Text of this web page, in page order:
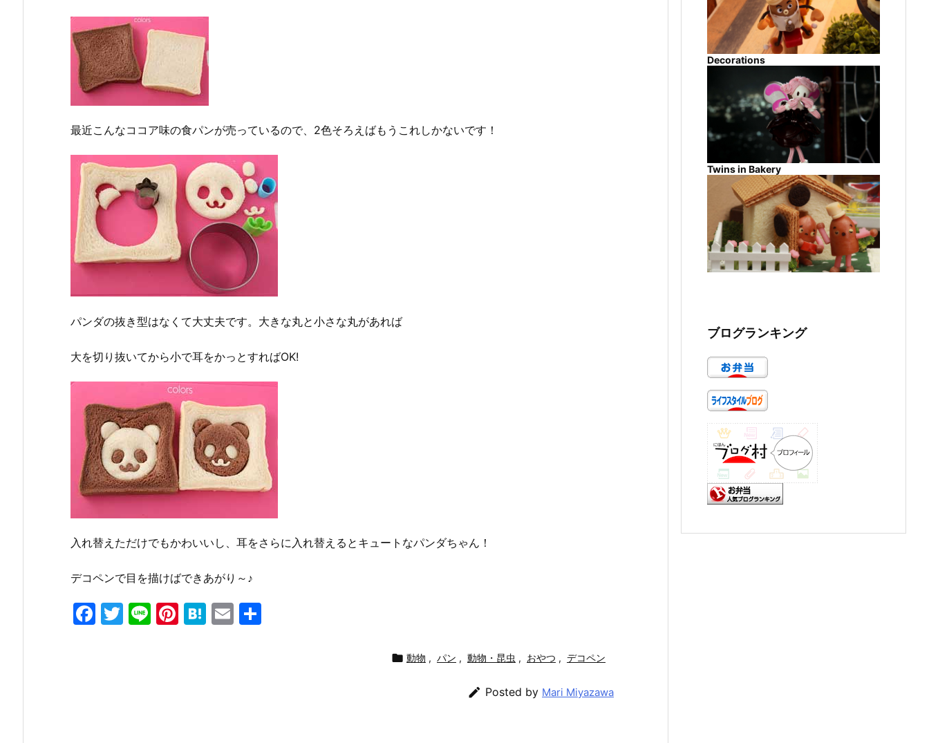
最近こんなココア味の食パンが売っているので、2色そろえばもうこれしかないです！
パンダの抜き型はなくて大丈夫です。大きな丸と小さな丸があれば
大を切り抜いてから小で耳をかっとすればOK!
入れ替えただけでもかわいいし、耳をさらに入れ替えるとキュートなパンダちゃん！
デコペンで目を描けばできあがり～♪
F
T
Li Pi H
E
 動物 , パン , 動物・昆虫 , おやつ , デコペン
 Posted by Mari Miyazawa
Decorations
Twins in Bakery
ブログランキング